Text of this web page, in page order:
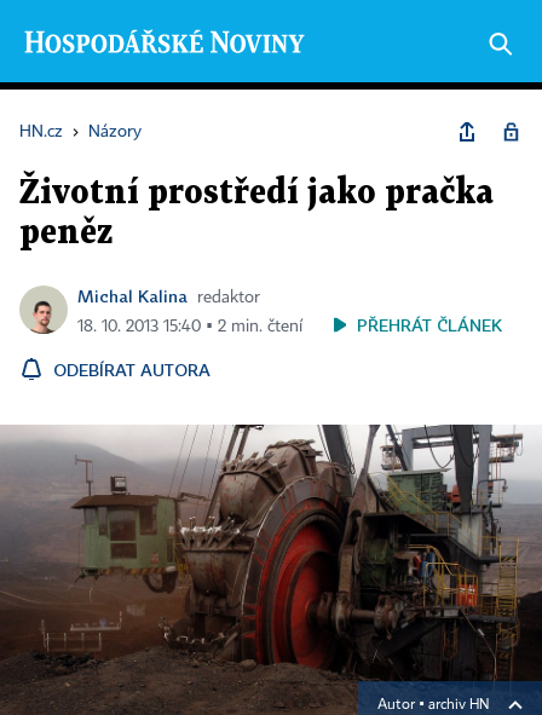
HN.cz › Názory
Životní prostředí jako pračka
peněz
Michal Kalina
redaktor
18. 10. 2013 15:40 ▪ 2 min. čtení
PŘEHRÁT ČLÁNEK
ODEBÍRAT AUTORA
Autor ▪ archiv HN